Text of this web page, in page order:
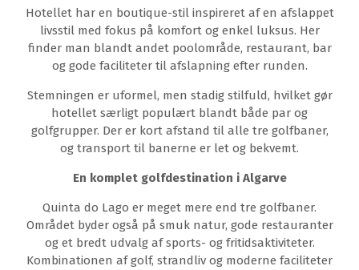
Hotellet har en boutique-stil inspireret af en afslappet
livsstil med fokus på komfort og enkel luksus. Her
finder man blandt andet poolområde, restaurant, bar
og gode faciliteter til afslapning efter runden.
Stemningen er uformel, men stadig stilfuld, hvilket gør
hotellet særligt populært blandt både par og
golfgrupper. Der er kort afstand til alle tre golfbaner,
og transport til banerne er let og bekvemt.
En komplet golfdestination i Algarve
Quinta do Lago er meget mere end tre golfbaner.
Området byder også på smuk natur, gode restauranter
og et bredt udvalg af sports- og fritidsaktiviteter.
Kombinationen af golf, strandliv og moderne faciliteter